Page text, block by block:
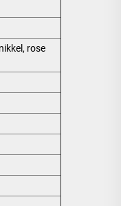
rose